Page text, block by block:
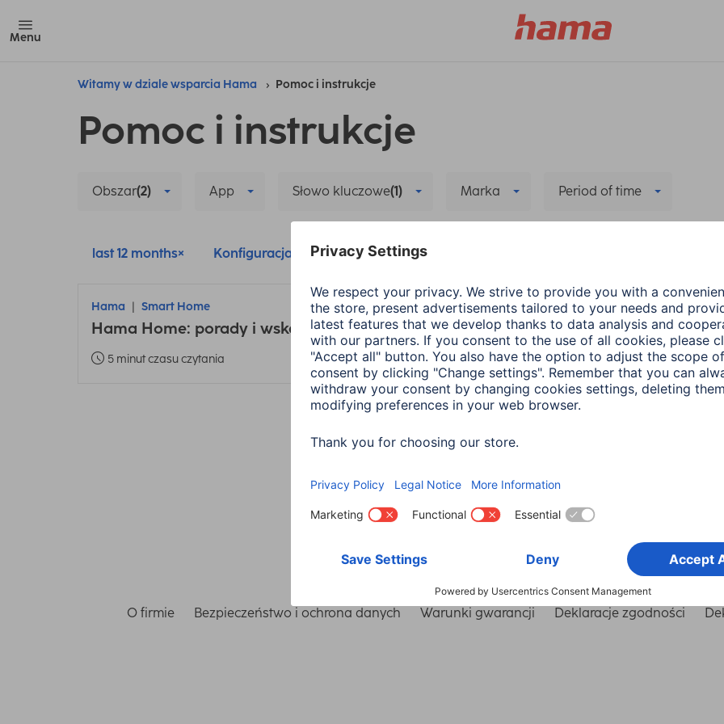
Menu
Witamy w dziale wsparcia Hama Pomoc i instrukcje
Pomoc i instrukcje
Obszar(2) App Słowo kluczowe(1) Marka Period of time
last 12 months Konfiguracja Smart Home
Hama Smart Home
Hama Home: porady i wskazówki dotyczące nowej aplikacji
5 minut czasu czytania
O firmie Bezpieczeństwo i ochrona danych Warunki gwarancji Deklaracje zgodności